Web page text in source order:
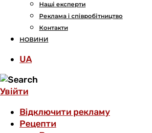
Наші експерти
Реклама і співробітництво
Контакти
НОВИНИ
UA
Увійти
Відключити рекламу
Рецепти